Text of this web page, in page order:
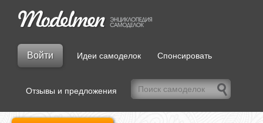
Войти Идеи самоделок Спонсировать
Отзывы и предложения